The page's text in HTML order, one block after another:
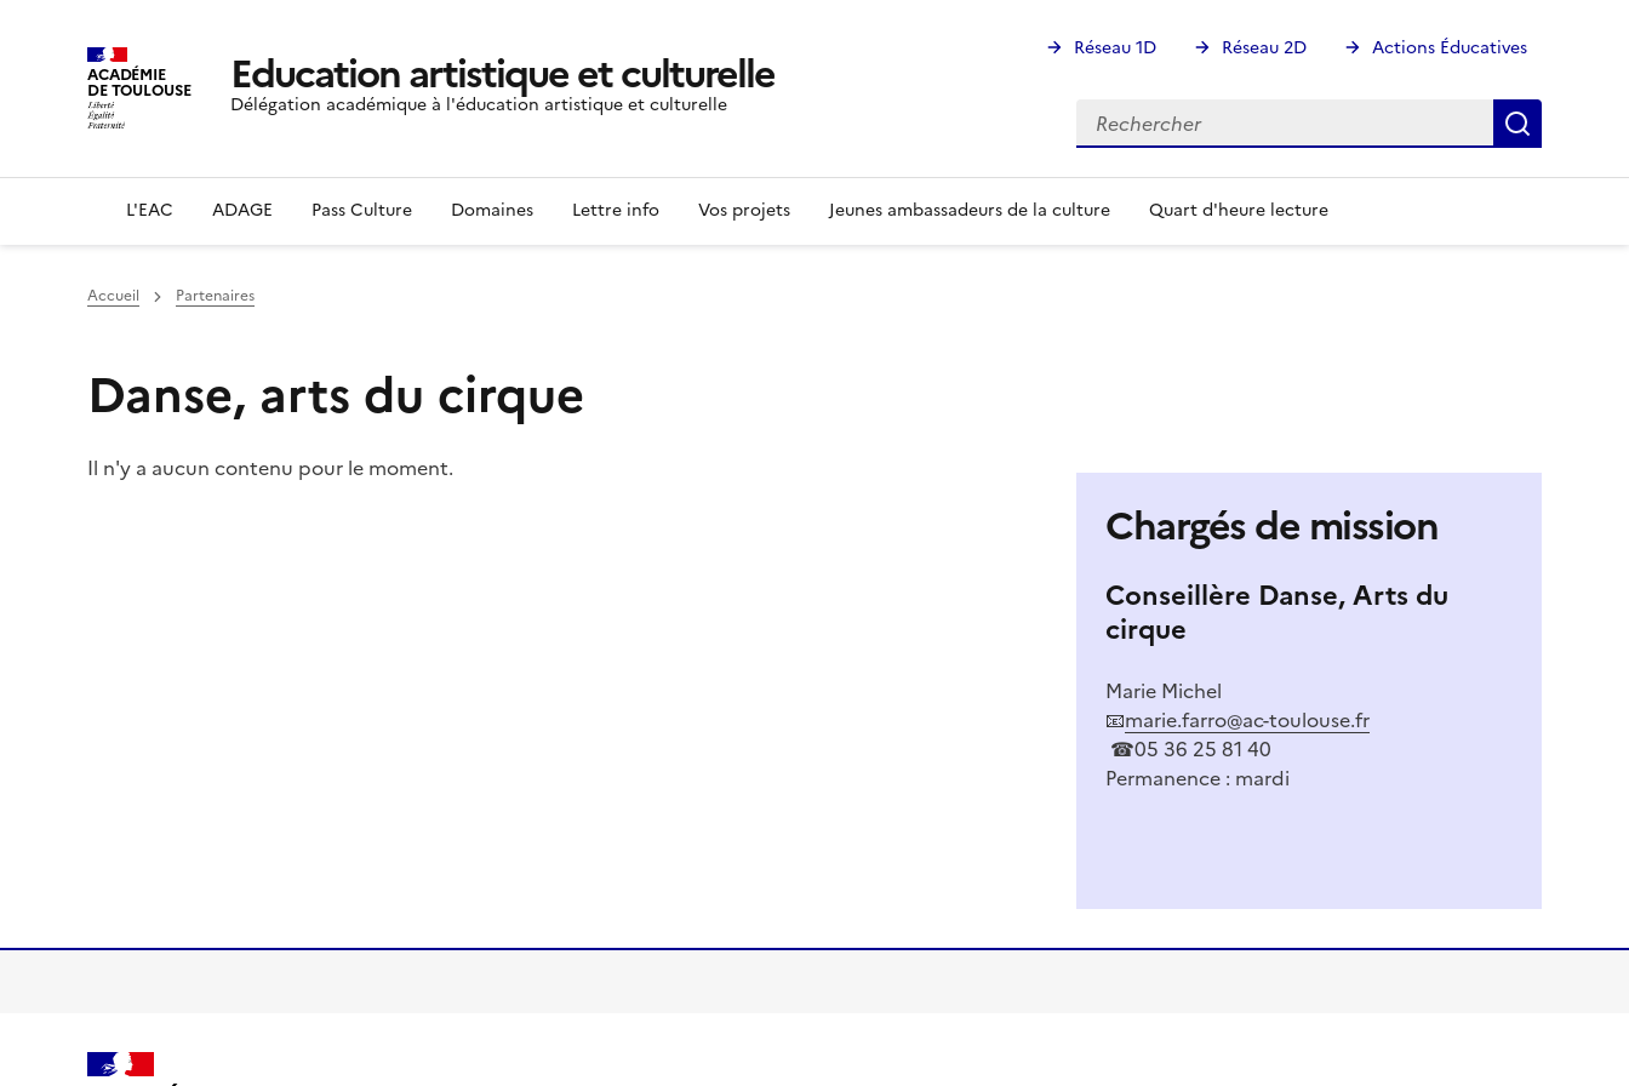
ACADÉMIE
DE TOULOUSE Education artistique et culturelle
Délégation académique à l'éducation artistique et culturelle
Réseau 1D Réseau 2D Actions Éducatives
Rechercher
Rechercher
L'EAC ADAGE Pass Culture Domaines Lettre info Vos projets Jeunes ambassadeurs de la culture Quart d'heure lecture
Accueil Partenaires
Danse, arts du cirque
Il n'y a aucun contenu pour le moment.
Chargés de mission
Conseillère Danse, Arts du
cirque
Marie Michel
📧marie.farro@ac-toulouse.fr
☎05 36 25 81 40
Permanence : mardi